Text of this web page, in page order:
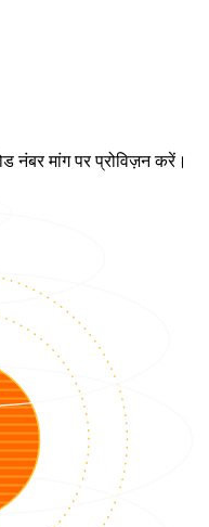
नंबर मांग पर प्रोविज़न करें।